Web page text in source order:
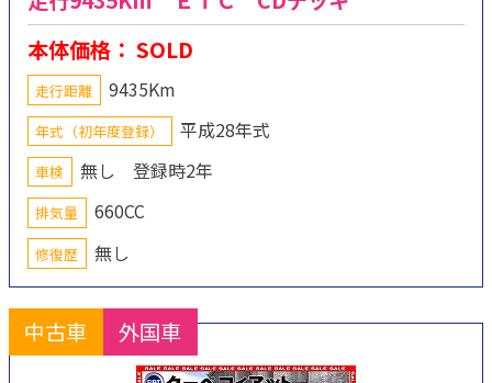
本体価格： SOLD
走行距離 9435Km
年式（初年度登録） 平成28年式
車検 無し 登録時2年
排気量 660CC
修復歴 無し
中古車 外国車